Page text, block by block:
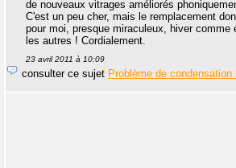
de nouveaux vitrages améliorés
C'est un peu cher, mais le remplacement
pour moi, presque miraculeux, hiver comme
les autres ! Cordialement.
23 avril 2011 à 10:09
consulter ce sujet Problème de